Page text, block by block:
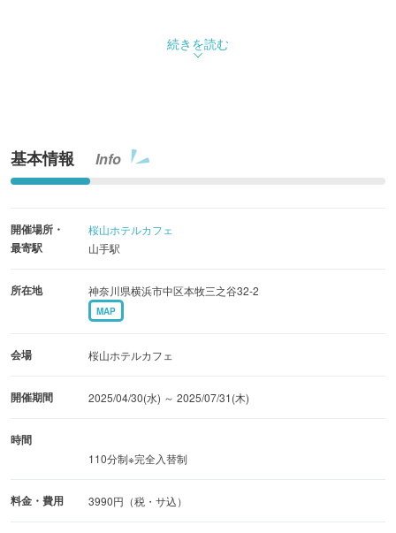
続きを読む
基本情報 Info
開催場所・
最寄駅
桜山ホテルカフェ
山手駅
所在地 神奈川県横浜市中区本牧三之谷32-2
MAP
会場 桜山ホテルカフェ
開催期間 2025/04/30(水) ～ 2025/07/31(木)
時間
110分制※完全入替制
料金・費用 3990円（税・サ込）